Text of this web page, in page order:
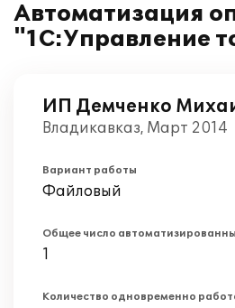
Автоматизация
"1С:Управление
ИП Демченко
Владикавказ, Март 2014
Вариант работы
Файловый
Общее число
1
Количество одновременно